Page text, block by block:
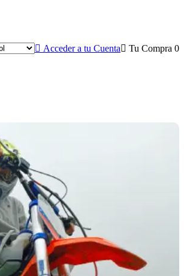
 Acceder a tu Cuenta Tu Compra 0